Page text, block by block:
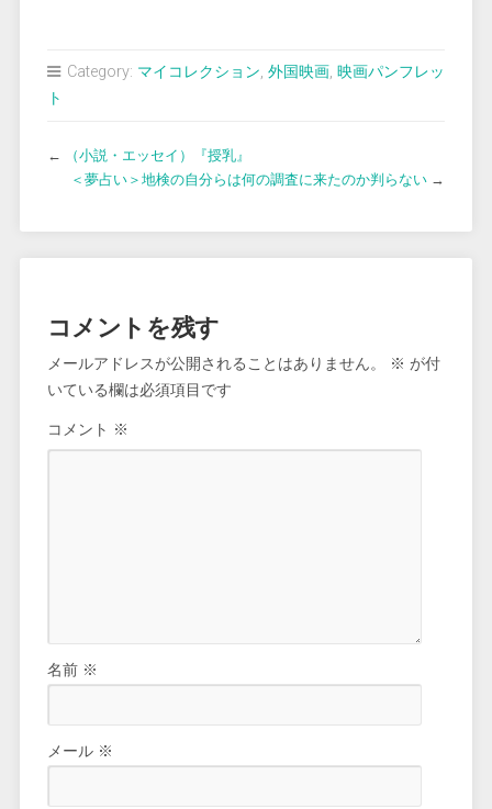
Category: マイコレクション, 外国映画, 映画パンフレッ
ト
←
（小説・エッセイ）『授乳』
＜夢占い＞地検の自分らは何の調査に来たのか判らない →
コメントを残す
メールアドレスが公開されることはありません。 ※ が付
いている欄は必須項目です
コメント ※
名前 ※
メール ※